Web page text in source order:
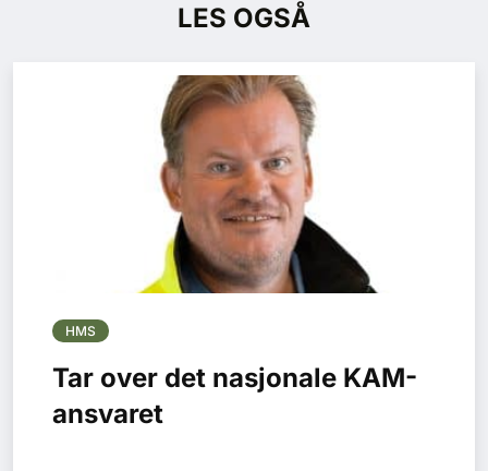
LES OGSÅ
HMS
Tar over det nasjonale KAM-
ansvaret